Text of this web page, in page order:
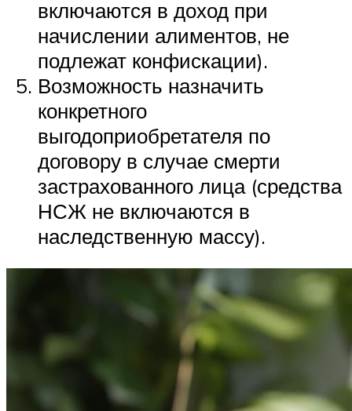
включаются в доход при
начислении алиментов, не
подлежат конфискации).
Возможность назначить
конкретного
выгодоприобретателя по
договору в случае смерти
застрахованного лица (средства
НСЖ не включаются в
наследственную массу).